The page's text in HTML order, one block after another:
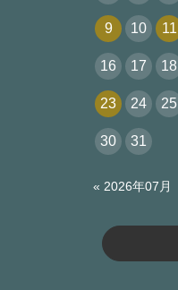
9 10 11
16 17 18
23 24 25
30 31
« 2026年07月